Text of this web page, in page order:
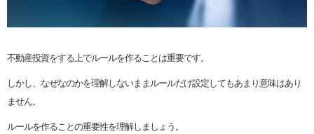
不動産投資をする上でルールを作ることは重要です。
しかし、なぜなのかを理解しないままルールだけ設定してもあまり意味はあり
ません。
ルールを作ることの重要性を理解しましょう。